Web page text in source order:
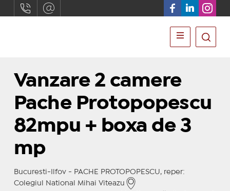
Vanzare 2 camere
Pache Protopopescu
82mpu + boxa de 3
mp
Bucuresti-Ilfov - PACHE PROTOPOPESCU, reper:
Colegiul National Mihai Viteazu